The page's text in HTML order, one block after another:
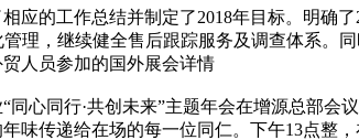
应的工作总结并制定了2018年目标。明确
理，继续健全售后跟踪服务及调查体系。
人员参加的国外展会详情
同心同行·共创未来”主题年会在增源总部
味传递给在场的每一位同仁。下午13点整